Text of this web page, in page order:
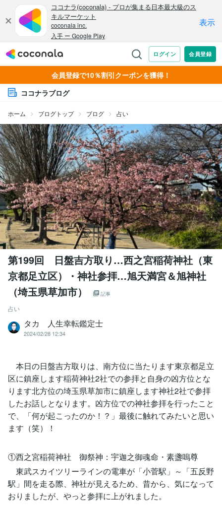
会員登録で10％割引クーポンを獲得！
ココナラブログ
ホーム ブログトップ ブログ 占い
第199回 日盤吉方取り…西之宮稲荷神社（東
京都足立区）・神社参拝…旭天満宮＆旭神社
（埼玉県草加市）
記事
占い
タカ 人生幸転鑑定士
2024/02/28 12:34
本日の日盤吉方取りは、南方位に当たります東京都足立
区に鎮座します稲荷神社2社での参拝と自身の凶方位とな
ります北方位の埼玉県草加市に鎮座します神社2社で参拝
したお話しとなります。凶方位での神社参拝を行ったこと
で、「何が起こったのか！？」最後に触れてみたいと思い
ます（笑）！
①西之宮稲荷神社 御祭神：宇迦之御魂命・素盞嗚尊
東武スカイツリーラインの電車が「小菅駅」～「五反野
駅」間を走る際、神社が見えるため、昔から、気になって
おりましたが、やっと参拝に上がれました。